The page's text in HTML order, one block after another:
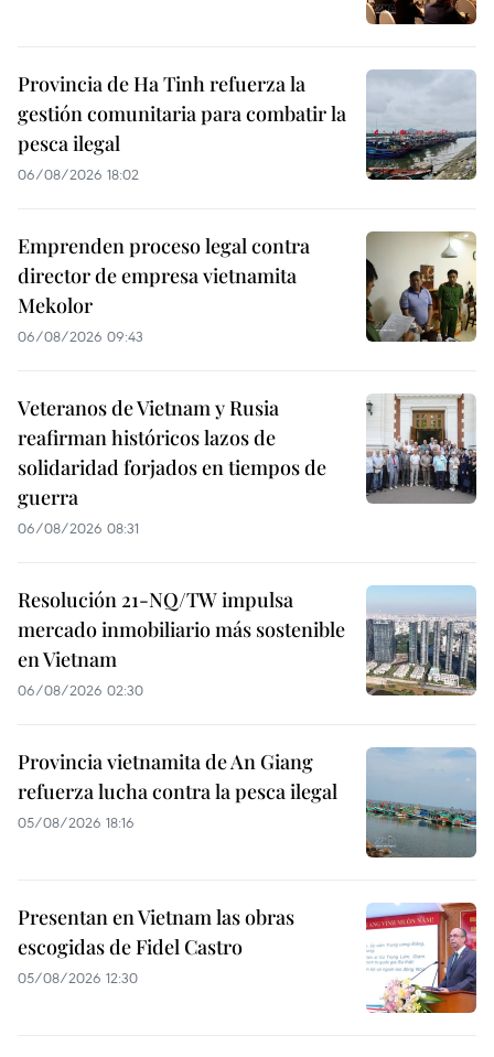
Provincia de Ha Tinh refuerza la
gestión comunitaria para combatir la
pesca ilegal
06/08/2026 18:02
Emprenden proceso legal contra
director de empresa vietnamita
Mekolor
06/08/2026 09:43
Veteranos de Vietnam y Rusia
reafirman históricos lazos de
solidaridad forjados en tiempos de
guerra
06/08/2026 08:31
Resolución 21-NQ/TW impulsa
mercado inmobiliario más sostenible
en Vietnam
06/08/2026 02:30
Provincia vietnamita de An Giang
refuerza lucha contra la pesca ilegal
05/08/2026 18:16
Presentan en Vietnam las obras
escogidas de Fidel Castro
05/08/2026 12:30